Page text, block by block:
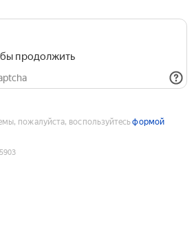
продолжить
пожалуйста, воспользуйтесьформой